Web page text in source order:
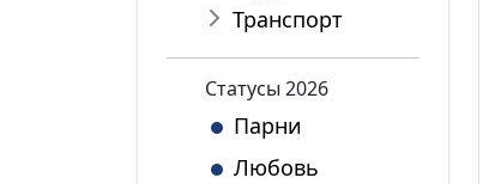
Транспорт
Статуcы 2026
Парни
Любовь